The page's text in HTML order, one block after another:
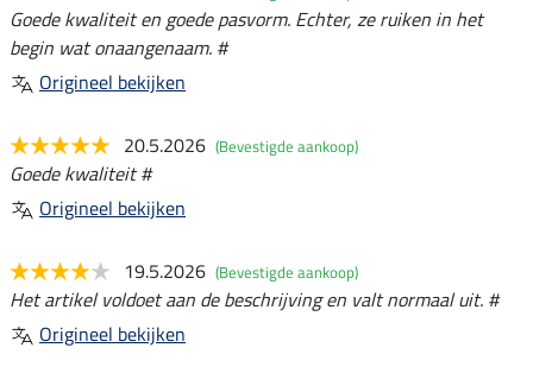
Goede kwaliteit en goede pasvorm. Echter, ze ruiken in het
begin wat onaangenaam. #
Origineel bekijken
20.5.2026 (Bevestigde aankoop)
Goede kwaliteit #
Origineel bekijken
19.5.2026 (Bevestigde aankoop)
Het artikel voldoet aan de beschrijving en valt normaal uit. #
Origineel bekijken